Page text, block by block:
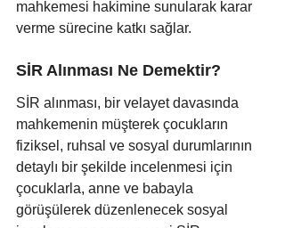
mahkemesi hakimine sunularak karar
verme sürecine katkı sağlar.
SİR Alınması Ne Demektir?
SİR alınması, bir velayet davasında
mahkemenin müşterek çocukların
fiziksel, ruhsal ve sosyal durumlarının
detaylı bir şekilde incelenmesi için
çocuklarla, anne ve babayla
görüşülerek düzenlenecek sosyal